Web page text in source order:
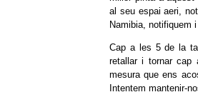
al seu espai aeri,
Namibia, notifiquem
Cap a les 5 de la
retallar i tornar cap
mesura que ens
Intentem mantenir-